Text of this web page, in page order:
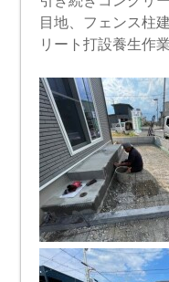
目地、フェンス柱
リート打設養生作